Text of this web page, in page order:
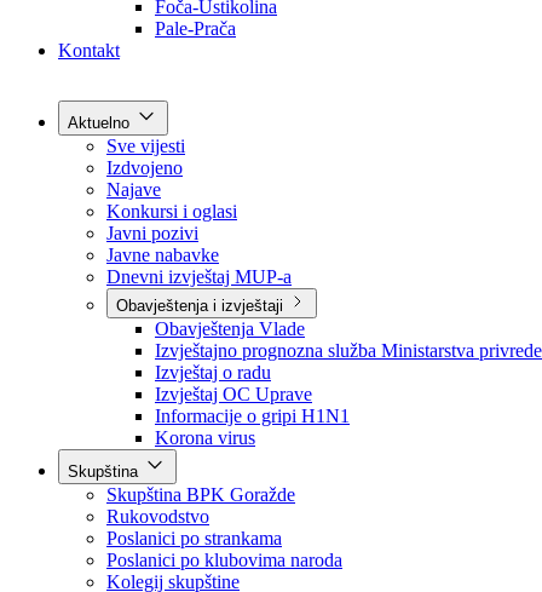
Općine
Kontakt
Aktuelno
Sve vijesti
Izdvojeno
Najave
Konkursi i oglasi
Javni pozivi
Javne nabavke
Dnevni izvještaj MUP-a
Obavještenja i izvještaji
Obavještenja Vlade
Izvještajno prognozna služba Ministarstva privrede
Izvještaj o radu
Izvještaj OC Uprave
Informacije o gripi H1N1
Korona virus
Skupština
Skupština BPK Goražde
Rukovodstvo